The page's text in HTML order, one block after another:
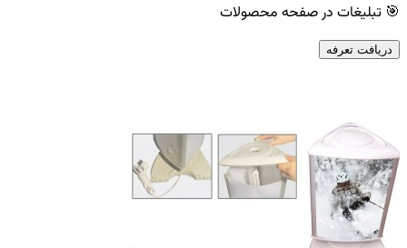
🎯 تبلیغات در صفحه محصولات
دریافت تعرفه